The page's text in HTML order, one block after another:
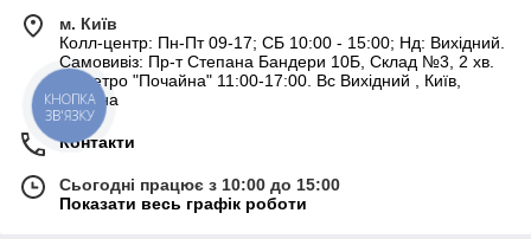
м. Київ
Колл-центр: Пн-Пт 09-17; СБ 10:00 - 15:00; Нд: Вихідний.
Самовивіз: Пр-т Степана Бандери 10Б, Склад №3, 2 хв.
от метро "Почайна" 11:00-17:00. Вс Вихідний , Київ,
Україна
Контакти
Сьогодні працює з 10:00 до 15:00
Показати весь графік роботи
КНОПКА
ЗВ'ЯЗКУ